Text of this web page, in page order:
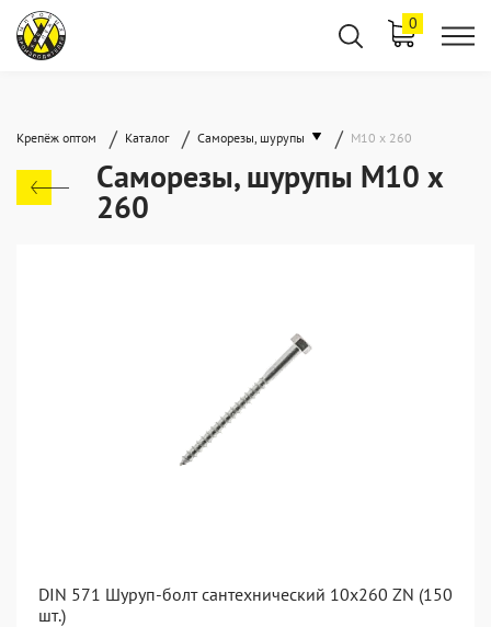
0
Крепёж оптом / Каталог / Саморезы, шурупы / М10 х 260
Саморезы, шурупы М10 х
260
DIN 571 Шуруп-болт сантехнический 10x260 ZN (150
шт.)